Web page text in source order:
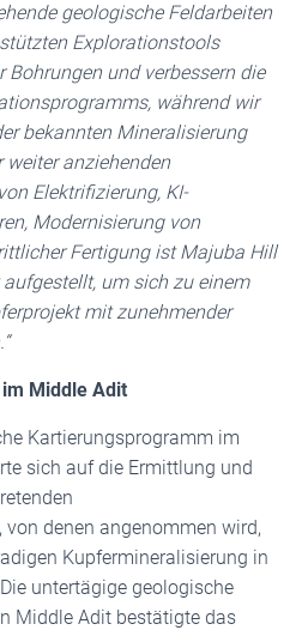
geologische Feldarbeiten
Explorationstools
Bohrungen und verbessern die
während wir
bekannten Mineralisierung
weiter anziehenden
Elektrifizierung, KI-
Modernisierung von
Fertigung ist Majuba Hill
um sich zu einem
mit zunehmender
Middle Adit
Kartierungsprogramm im
sich auf die Ermittlung und
denen angenommen wird,
Kupfermineralisierung in
untertägige geologische
Middle Adit bestätigte das